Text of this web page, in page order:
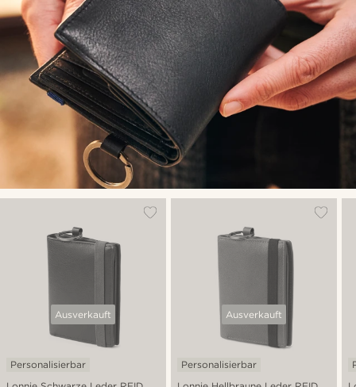
Ausverkauft
Personalisierbar
Ausverkauft
Personalisierbar